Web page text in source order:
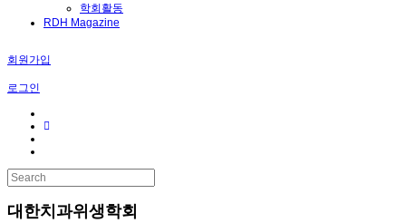
학회활동
RDH Magazine
회원가입
로그인
대한치과위생학회